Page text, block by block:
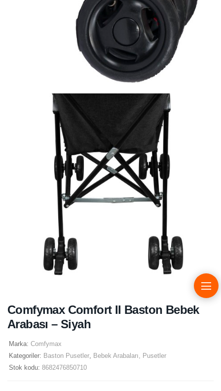
Comfymax Comfort II Baston Bebek
Arabası – Siyah
Marka: Comfymax
Kategoriler: Baston Pusetler, Bebek Arabaları, Pusetler
Stok kodu: 8682476850710